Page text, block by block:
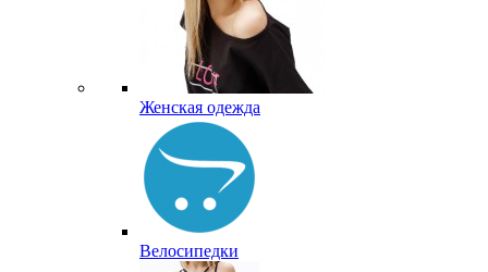
Женская одежда
Велосипедки